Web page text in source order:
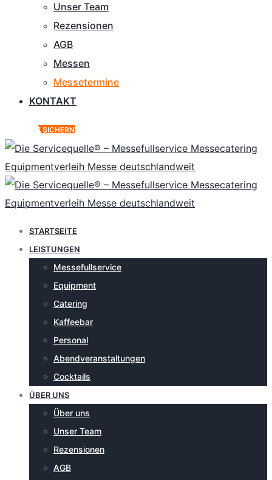
Unser Team
Rezensionen
AGB
Messen
Messetermine
KONTAKT
ANGEBOT SICHERN
STARTSEITE
LEISTUNGEN
Messefullservice
Equipment
Catering
Kaffeebar
Personal
Abendveranstaltungen
Cocktails
ÜBER UNS
Über uns
Unser Team
Rezensionen
AGB